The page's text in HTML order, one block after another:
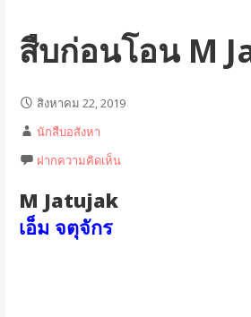
สืบก่อนโอน M
สิงหาคม 22, 2019
นักสืบอสังหา
ฝากความคิดเห็น
M Jatujak
เอ็ม จตุจักร